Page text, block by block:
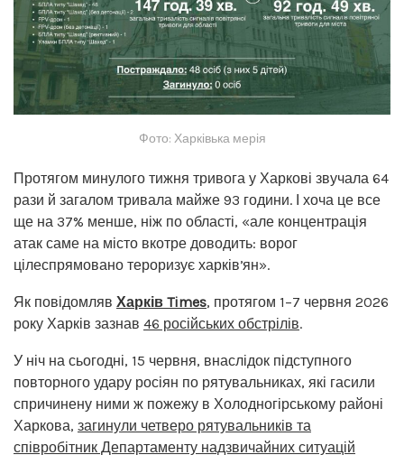
Фото: Харківька мерія
Протягом минулого тижня тривога у Харкові звучала 64
рази й загалом тривала майже 93 години. І хоча це все
ще на 37% менше, ніж по області, «але концентрація
атак саме на місто вкотре доводить: ворог
цілеспрямовано тероризує харківʼян».
Як повідомляв Харків Times, протягом 1–7 червня 2026
року Харків зазнав 46 російських обстрілів.
У ніч на сьогодні, 15 червня, внаслідок підступного
повторного удару росіян по рятувальниках, які гасили
спричинену ними ж пожежу в Холодногірському районі
Харкова, загинули четверо рятувальників та
співробітник Департаменту надзвичайних ситуацій